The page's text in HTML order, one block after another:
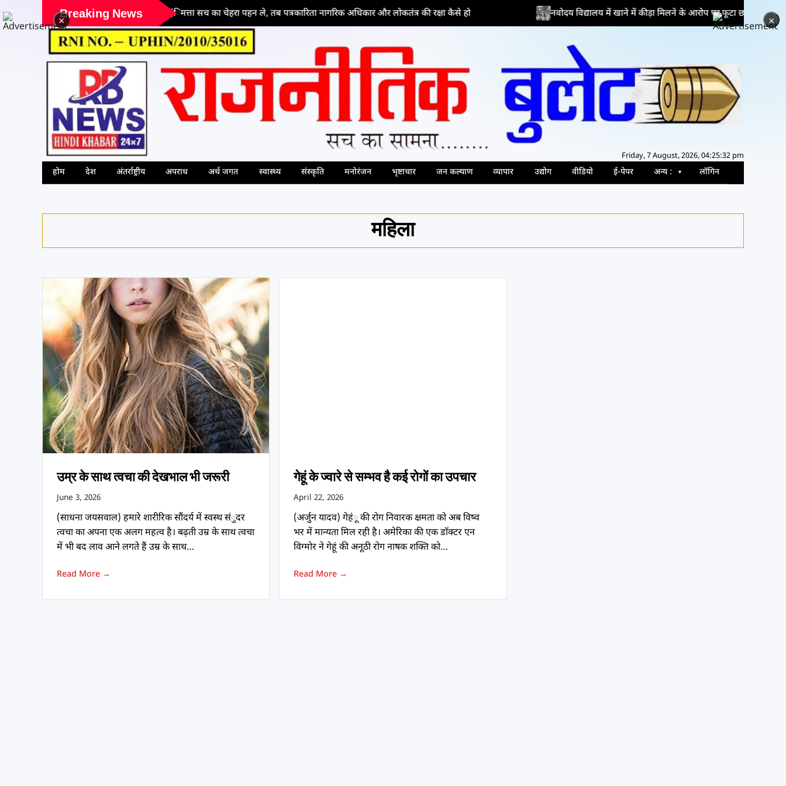
मुद्दे जब कृत्रिम बु(िमत्ता सच का चेहरा पहन ले, तब पत्रकारिता नागरिक अधिकार और लोकतंत्र की रक्षा कैसे हो नवोदय विद्यालय में खाने में कीड़ा मिलने के आरोप पर फूटा छात्रों का गुस्सा
Breaking News
Friday, 7 August, 2026, 04:25:33 pm
होम देश अंतर्राष्ट्रीय अपराध अर्थ जगत स्वास्थ्य संस्कृति मनोरंजन भृष्टाचार जन कल्याण व्यापार उद्योग वीडियो ई-पेपर अन्य : लॉगिन
महिला
उम्र के साथ त्वचा की देखभाल भी जरूरी
June 3, 2026
(साधना जयसवाल) हमारे शारीरिक सौंदर्य में स्वस्थ संुदर
त्वचा का अपना एक अलग महत्व है। बढ़ती उम्र के साथ त्वचा
में भी बद लाव आने लगते हैं उम्र के साथ…
Read More →
गेहूं के ज्वारे से सम्भव है कई रोगों का उपचार
April 22, 2026
(अर्जुन यादव) गेहंू की रोग निवारक क्षमता को अब विष्व
भर में मान्यता मिल रही है। अमेरिका की एक डाॅक्टर एन
विग्मोर ने गेहूं की अनूठी रोग नाषक शक्ति को…
Read More →
× ×